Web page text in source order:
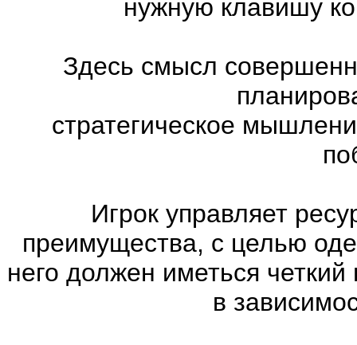
нужную клавишу
Здесь смысл
стратегическое
Игрок управляет
преимущества, с целью
него должен иметься
в